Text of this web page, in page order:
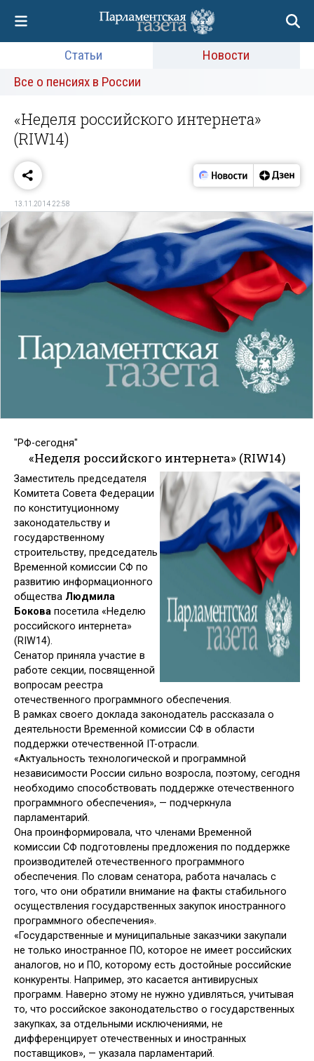
Статьи
Новости
Все о пенсиях в России
«Неделя российского интернета»
(RIW14)
13.11.2014 22:58
"РФ-сегодня"
«Неделя российского интернета» (RIW14)
Заместитель председателя
Комитета Совета Федерации
по конституционному
законодательству и
государственному
строительству, председатель
Временной комиссии СФ по
развитию информационного
общества Людмила
Бокова посетила «Неделю
российского интернета»
(RIW14).
Сенатор приняла участие в
работе секции, посвященной
вопросам реестра
отечественного программного обеспечения.
В рамках своего доклада законодатель рассказала о
деятельности Временной комиссии СФ в области
поддержки отечественной IT-отрасли.
«Актуальность технологической и программной
независимости России сильно возросла, поэтому, сегодня
необходимо способствовать поддержке отечественного
программного обеспечения», — подчеркнула
парламентарий.
Она проинформировала, что членами Временной
комиссии СФ подготовлены предложения по поддержке
производителей отечественного программного
обеспечения. По словам сенатора, работа началась с
того, что они обратили внимание на факты стабильного
осуществления государственных закупок иностранного
программного обеспечения».
«Государственные и муниципальные заказчики закупали
не только иностранное ПО, которое не имеет российских
аналогов, но и ПО, которому есть достойные российские
конкуренты. Например, это касается антивирусных
программ. Наверно этому не нужно удивляться, учитывая
то, что российское законодательство о государственных
закупках, за отдельными исключениями, не
дифференцирует отечественных и иностранных
поставщиков», — указала парламентарий.